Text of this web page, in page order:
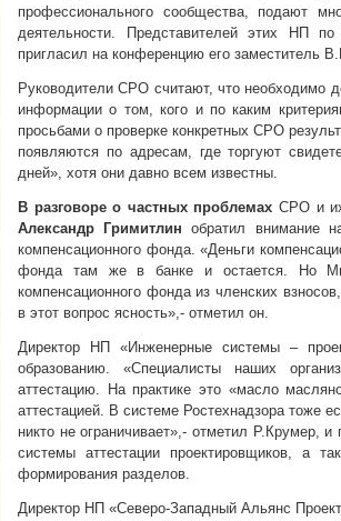
профессионального сообщества, подают
деятельности. Представителей этих НП
пригласил на конференцию его заместитель
Руководители СРО считают, что необходимо
информации о том, кого и по каким
просьбами о проверке конкретных СРО
появляются по адресам, где торгуют
дней», хотя они давно всем известны.
В разговоре о частных проблемах СРО и
Александр Гримитлинобратил внимание
компенсационного фонда. «Деньги
фонда там же в банке и остается. Но
компенсационного фонда из членских
в этот вопрос ясность»,- отметил он.
Директор НП «Инженерные системы –
образованию. «Специалисты наших
аттестацию. На практике это «масло
аттестацией. В системе Ростехнадзора тоже
никто не ограничивает»,- отметил Р.Крумер,
системы аттестации проектировщиков, а
формирования разделов.
Директор НП «Северо-Западный Альянс